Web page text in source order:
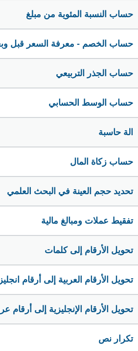
حساب النسبة المئوية من مبلغ
حساب الخصم - معرفة السعر قبل
حساب الجذر التربيعي
حساب الوسط الحسابي
الة حاسبة
حساب زكاة المال
تحديد حجم العينة في البحث العلمي
تفقيط عملات ومبالغ مالية
تحويل الأرقام إلى كلمات
تحويل الأرقام العربية إلى أرقام
تحويل الأرقام الإنجليزية إلى أرقام
تكرار نص